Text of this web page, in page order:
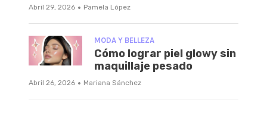
Abril 29, 2026 · Pamela López
MODA Y BELLEZA
Cómo lograr piel glowy sin
maquillaje pesado
Abril 26, 2026 · Mariana Sánchez